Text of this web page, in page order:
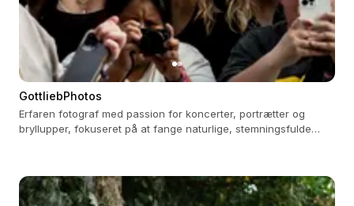
GottliebPhotos
Erfaren fotograf med passion for koncerter, portrætter og
bryllupper, fokuseret på at fange naturlige, stemningsfulde